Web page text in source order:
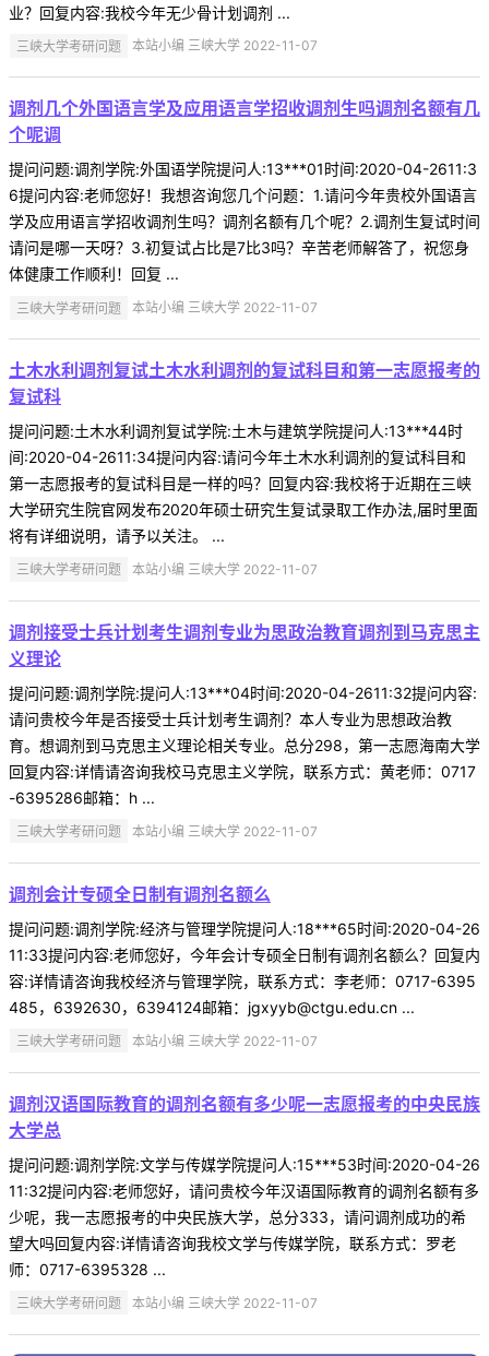
业？回复内容:我校今年无少骨计划调剂 ...
三峡大学考研问题 本站小编 三峡大学 2022-11-07
调剂几个外国语言学及应用语言学招收调剂生吗调剂名额有几
个呢调
提问问题:调剂学院:外国语学院提问人:13***01时间:2020-04-2611:3
6提问内容:老师您好！我想咨询您几个问题：1.请问今年贵校外国语言
学及应用语言学招收调剂生吗？调剂名额有几个呢？2.调剂生复试时间
请问是哪一天呀？3.初复试占比是7比3吗？辛苦老师解答了，祝您身
体健康工作顺利！回复 ...
三峡大学考研问题 本站小编 三峡大学 2022-11-07
土木水利调剂复试土木水利调剂的复试科目和第一志愿报考的
复试科
提问问题:土木水利调剂复试学院:土木与建筑学院提问人:13***44时
间:2020-04-2611:34提问内容:请问今年土木水利调剂的复试科目和
第一志愿报考的复试科目是一样的吗？回复内容:我校将于近期在三峡
大学研究生院官网发布2020年硕士研究生复试录取工作办法,届时里面
将有详细说明，请予以关注。 ...
三峡大学考研问题 本站小编 三峡大学 2022-11-07
调剂接受士兵计划考生调剂专业为思政治教育调剂到马克思主
义理论
提问问题:调剂学院:提问人:13***04时间:2020-04-2611:32提问内容:
请问贵校今年是否接受士兵计划考生调剂？本人专业为思想政治教
育。想调剂到马克思主义理论相关专业。总分298，第一志愿海南大学
回复内容:详情请咨询我校马克思主义学院，联系方式：黄老师：0717
-6395286邮箱：h ...
三峡大学考研问题 本站小编 三峡大学 2022-11-07
调剂会计专硕全日制有调剂名额么
提问问题:调剂学院:经济与管理学院提问人:18***65时间:2020-04-26
11:33提问内容:老师您好，今年会计专硕全日制有调剂名额么？回复内
容:详情请咨询我校经济与管理学院，联系方式：李老师：0717-6395
485，6392630，6394124邮箱：jgxyyb@ctgu.edu.cn ...
三峡大学考研问题 本站小编 三峡大学 2022-11-07
调剂汉语国际教育的调剂名额有多少呢一志愿报考的中央民族
大学总
提问问题:调剂学院:文学与传媒学院提问人:15***53时间:2020-04-26
11:32提问内容:老师您好，请问贵校今年汉语国际教育的调剂名额有多
少呢，我一志愿报考的中央民族大学，总分333，请问调剂成功的希
望大吗回复内容:详情请咨询我校文学与传媒学院，联系方式：罗老
师：0717-6395328 ...
三峡大学考研问题 本站小编 三峡大学 2022-11-07